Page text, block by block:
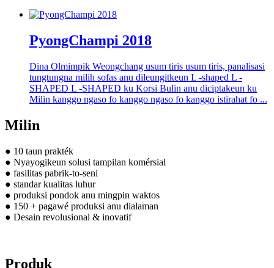
PyongChampi 2018
Dina Olmimpik Weongchang usum tiris usum tiris, panalisasi
tungtungna milih sofas anu dileungitkeun L -shaped L -
SHAPED L -SHAPED ku Korsi Bulin anu diciptakeun ku
Milin kanggo ngaso fo kanggo ngaso fo kanggo istirahat fo ...
Milin
● 10 taun prakték
● Nyayogikeun solusi tampilan komérsial
● fasilitas pabrik-to-seni
● standar kualitas luhur
● produksi pondok anu mingpin waktos
● 150 + pagawé produksi anu dialaman
● Desain revolusional & inovatif
Produk